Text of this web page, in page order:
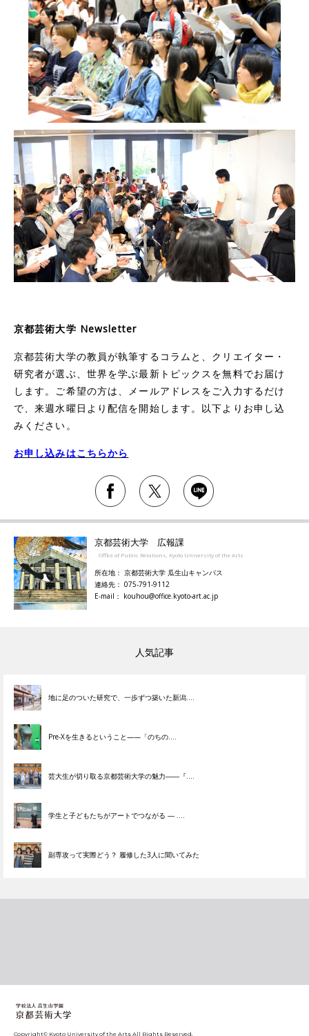
京都芸術大学 Newsletter
京都芸術大学の教員が執筆するコラムと、クリエイター・
研究者が選ぶ、世界を学ぶ最新トピックスを無料でお届け
します。ご希望の方は、メールアドレスをご入力するだけ
で、来週水曜日より配信を開始します。以下よりお申し込
みください。
お申し込みはこちらから
京都芸術大学 広報課
Office of Public Relations, Kyoto University of the Arts
所在地： 京都芸術大学 瓜生山キャンパス
連絡先： 075-791-9112
E-mail： kouhou@office.kyoto-art.ac.jp
人気記事
地に足のついた研究で、一歩ずつ築いた新潟....
Pre-Xを生きるということ——「のちの....
芸大生が切り取る京都芸術大学の魅力――『....
学生と子どもたちがアートでつながる ― ....
副専攻って実際どう？ 履修した3人に聞いてみた
Copyright© Kyoto University of the Arts All Rights Reserved.